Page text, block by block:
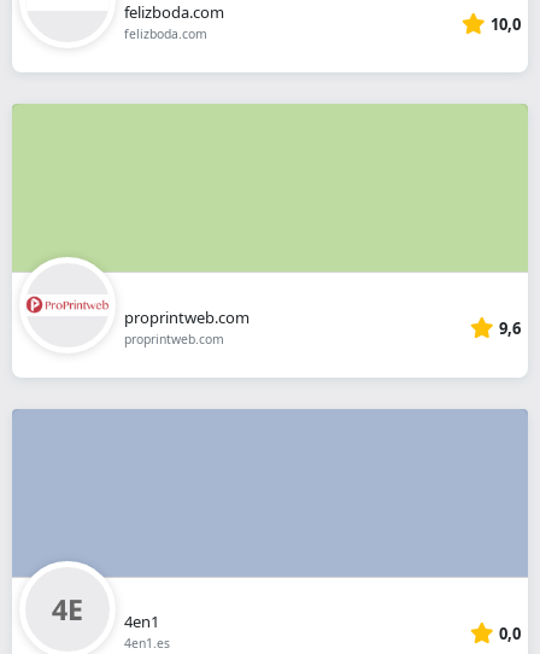
felizboda.com
felizboda.com 10,0
proprintweb.com
proprintweb.com 9,6
4en1
4en1.es 0,0